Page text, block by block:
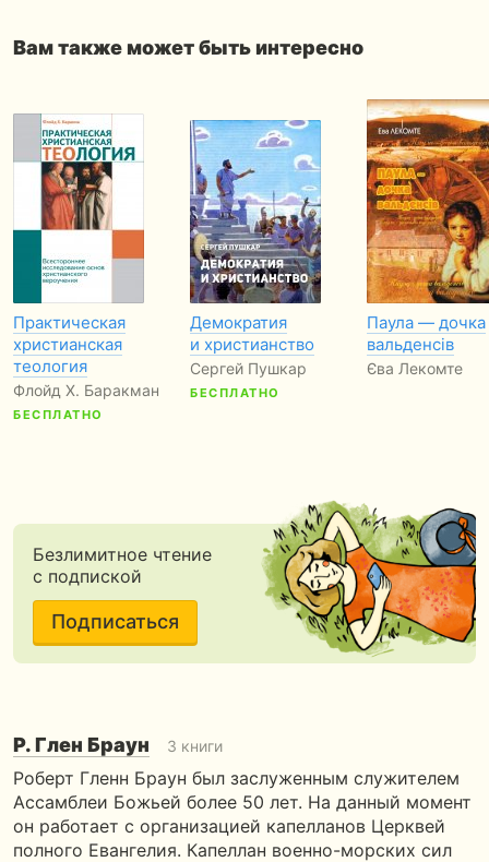
Вам также может быть интересно
Практическая
христианская
теология
Флойд Х. Баракман
БЕСПЛАТНО
Демократия
и христианство
Сергей Пушкар
БЕСПЛАТНО
Паула — дочка
вальденсів
Єва Лекомте
Безлимитное чтение
с подпиской
Подписаться
Р. Глен Браун 3 книги
Роберт Гленн Браун был заслуженным служителем
Ассамблеи Божьей более 50 лет. На данный момент
он работает с организацией капелланов Церквей
полного Евангелия. Капеллан военно-морских сил